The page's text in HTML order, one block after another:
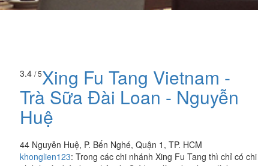
3.4 / 5Xing Fu Tang Vietnam -
Trà Sữa Đài Loan - Nguyễn
Huệ
44 Nguyễn Huệ, P. Bến Nghé, Quận 1, TP. HCM
khonglien123: Trong các chi nhánh Xing Fu Tang thì chỉ có chi